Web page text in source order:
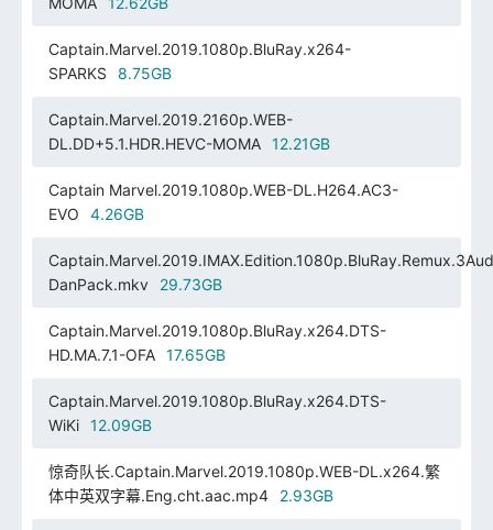
Captain.Marvel.2019.1080p.BluRay.x264-
SPARKS
8.75GB
Captain.Marvel.2019.2160p.WEB-
DL.DD+5.1.HDR.HEVC-MOMA
12.21GB
Captain Marvel.2019.1080p.WEB-DL.H264.AC3-
EVO
4.26GB
DanPack.mkv
29.73GB
Captain.Marvel.2019.1080p.BluRay.x264.DTS-
HD.MA.7.1-OFA
17.65GB
Captain.Marvel.2019.1080p.BluRay.x264.DTS-
WiKi
12.09GB
惊奇队长.Captain.Marvel.2019.1080p.WEB-DL.x264.繁
体中英双字幕.Eng.cht.aac.mp4
2.93GB